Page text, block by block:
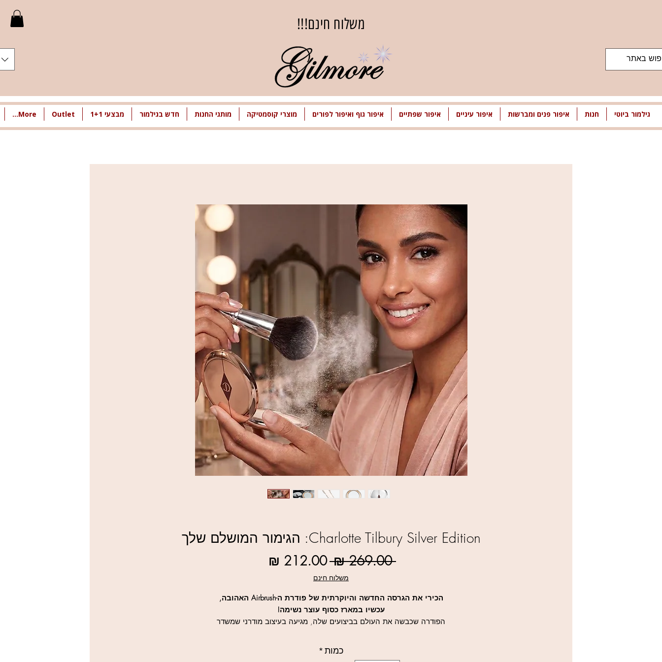
משלוח חינם!!!
גילמור ביוטי חנות איפור פנים ומברשות איפור עיניים איפור שפתיים איפור גוף ואיפור לפורים מוצרי קוסמטיקה מותגי החנות חדש בגילמור מבצעי 1+1 Outlet
More...
Charlotte Tilbury Silver Edition: הגימור המושלם שלך
‏269.00 ‏₪
מחיר
רגיל
משלוח חינם
הכירי את הגרסה החדשה והיוקרתית של פודרת ה-Airbrush האהובה,
עכשיו במארז כסוף עוצר נשימה!
הפודרה שכבשה את העולם בביצועים שלה, מגיעה בעיצוב מודרני שמשדר
הפורמולה המיקרו-דקה מחליקה על העור, מטשטשת פגמים ומעניקה גימור
כמות *